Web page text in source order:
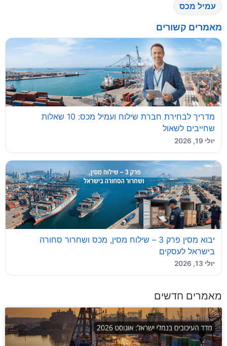
עמיל מכס
מאמרים קשורים
מדריך לבחירת חברת שילוח ועמיל מכס: 10 שאלות
שחייבים לשאול
יולי 19, 2026
יבוא מסין פרק 3 – שילוח מסין, מכס ושחרור סחורה
בישראל לעסקים
יולי 13, 2026
מאמרים חדשים